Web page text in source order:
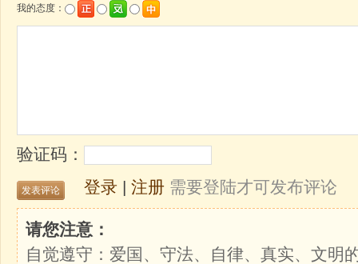
我的态度：
验证码：
登录 | 注册 需要登陆才可发布评论
请您注意：
自觉遵守：爱国、守法、自律、真实、文明